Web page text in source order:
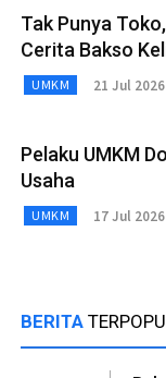
Tak Punya
Cerita Bakso
UMKM 21 Jul 2026
Pelaku UMKM
Usaha
UMKM 17 Jul 2026
BERITA